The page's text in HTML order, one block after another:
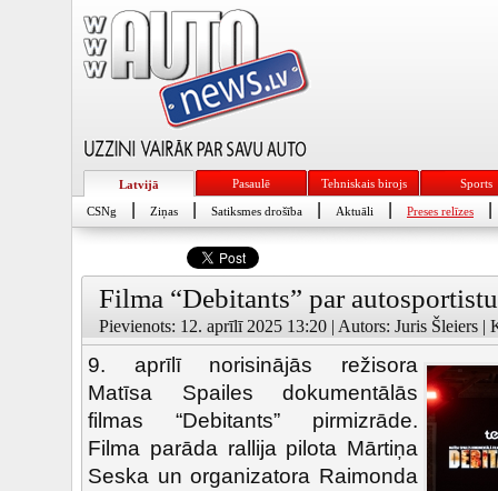
Latvijā Pasaulē Tehniskais birojs Sports
CSNg Ziņas Satiksmes drošība Aktuāli Preses relīzes
Filma “Debitants” par
Pievienots: 12. aprīlī 2025 13:20 | Autors: Juris Šleiers |
9. aprīlī norisinājās režisora
Matīsa Spailes dokumentālās
filmas “Debitants” pirmizrāde.
Filma parāda rallija pilota Mārtiņa
Seska un organizatora Raimonda